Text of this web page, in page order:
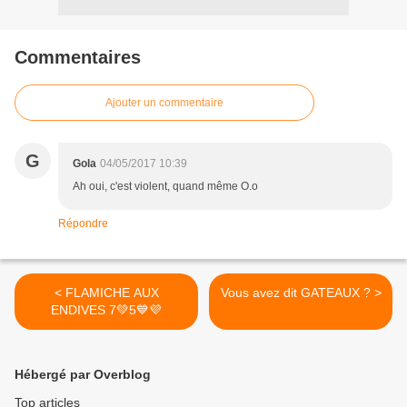
Commentaires
Ajouter un commentaire
G Gola 04/05/2017 10:39
Ah oui, c'est violent, quand même O.o
Répondre
< FLAMICHE AUX
ENDIVES 7💚5💙💜
Vous avez dit GATEAUX ? >
Hébergé par Overblog
Top articles